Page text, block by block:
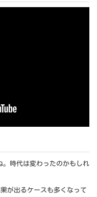
。時代は変わったのかもしれ
が出るケースも多くなって